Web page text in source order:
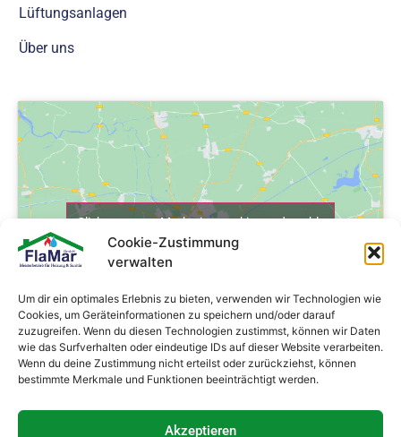
Cookie-Zustimmung
verwalten
Um dir ein optimales Erlebnis zu bieten, verwenden wir Technologien wie
Cookies, um Geräteinformationen zu speichern und/oder darauf
zuzugreifen. Wenn du diesen Technologien zustimmst, können wir Daten
wie das Surfverhalten oder eindeutige IDs auf dieser Website verarbeiten.
Wenn du deine Zustimmung nicht erteilst oder zurückziehst, können
bestimmte Merkmale und Funktionen beeinträchtigt werden.
Akzeptieren
Lüftungsanlagen
Über uns
Click to accept Marketing cookies and enable
this content